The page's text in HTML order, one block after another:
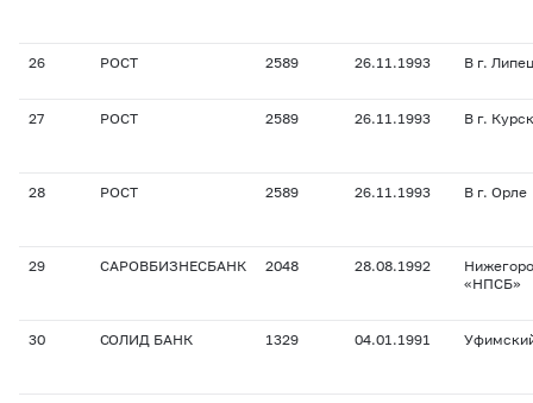
26 РОСТ 2589 26.11.1993 В г.
27 РОСТ 2589 26.11.1993 В г.
28 РОСТ 2589 26.11.1993 В г. Орле
29 САРОВБИЗНЕСБАНК 2048 28.08.1992
«НПСБ»
30 СОЛИД БАНК 1329 04.01.1991